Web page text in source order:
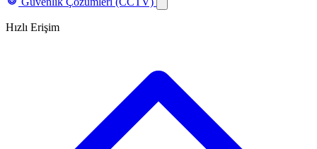
Hızlı Erişim